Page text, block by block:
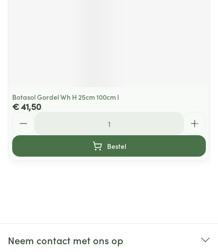
Botasol Gordel Wh H 25cm 100cm l
€ 41,50
Bestel
Neem contact met ons op